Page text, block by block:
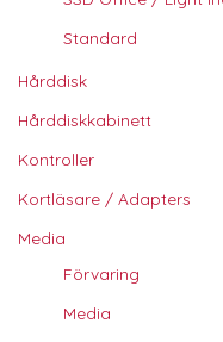
Standard
Hårddisk
Hårddiskkabinett
Kontroller
Kortläsare / Adapters
Media
Förvaring
Media